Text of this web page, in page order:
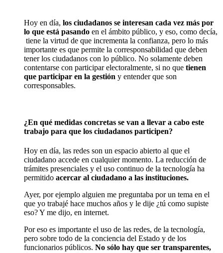
Hoy en día, los ciudadanos se interesan cada vez más por
lo que está pasando en el ámbito público, y eso, como decía,
tiene la virtud de que incrementa la confianza, pero lo más
importante es que permite la corresponsabilidad que deben
tener los ciudadanos con lo público. No solamente deben
contentarse con participar electoralmente, si no que tienen
que participar en la gestión y entender que son
corresponsables.
¿En qué medidas concretas se van a llevar a cabo este
trabajo para que los ciudadanos participen?
Hoy en día, las redes son un espacio abierto al que el
ciudadano accede en cualquier momento. La reducción de
trámites presenciales y el uso continuo de la tecnología ha
permitido acercar al ciudadano a las instituciones.
Ayer, por ejemplo alguien me preguntaba por un tema en el
que yo trabajé hace muchos años y le dije ¿tú como supiste
eso? Y me dijo, en internet.
Por eso es importante el uso de las redes, de la tecnología,
pero sobre todo de la conciencia del Estado y de los
funcionarios públicos. No sólo hay que ser transparentes,